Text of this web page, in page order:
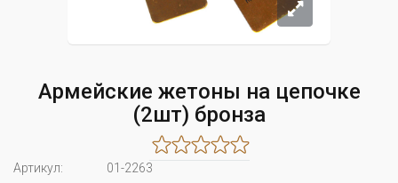
Армейские жетоны на цепочке
(2шт) бронза
Артикул:
01-2263